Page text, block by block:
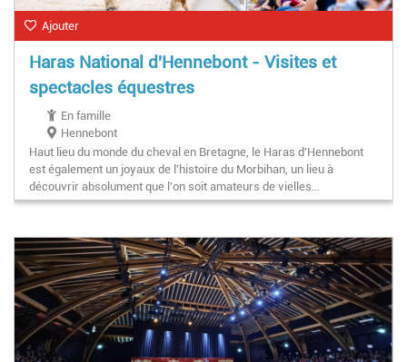
Ajouter
Haras National d'Hennebont - Visites et
spectacles équestres
En famille
Hennebont
Haut lieu du monde du cheval en Bretagne, le Haras d'Hennebont
est également un joyaux de l'histoire du Morbihan, un lieu à
découvrir absolument que l'on soit amateurs de vielles…